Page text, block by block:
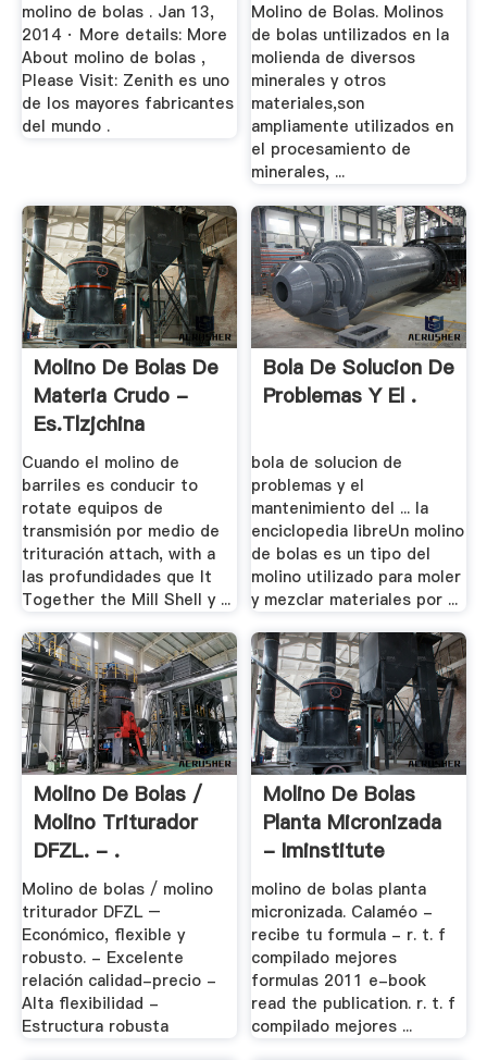
molino de bolas . Jan 13,
2014 · More details: More
About molino de bolas ,
Please Visit: Zenith es uno
de los mayores fabricantes
del mundo .
Molino de Bolas. Molinos
de bolas untilizados en la
molienda de diversos
minerales y otros
materiales,son
ampliamente utilizados en
el procesamiento de
minerales, ...
Molino De Bolas De
Materia Crudo -
Es.tlzjchina
Cuando el molino de
barriles es conducir to
rotate equipos de
transmisión por medio de
trituración attach, with a
las profundidades que It
Together the Mill Shell y ...
Bola De Solucion De
Problemas Y El .
bola de solucion de
problemas y el
mantenimiento del ... la
enciclopedia libreUn molino
de bolas es un tipo del
molino utilizado para moler
y mezclar materiales por ...
Molino De Bolas /
Molino Triturador
DFZL. - .
Molino de bolas / molino
triturador DFZL –
Económico, flexible y
robusto. - Excelente
relación calidad-precio -
Alta flexibilidad -
Estructura robusta
Molino De Bolas
Planta Micronizada
- Iminstitute
molino de bolas planta
micronizada. Calaméo -
recibe tu formula - r. t. f
compilado mejores
formulas 2011 e-book
read the publication. r. t. f
compilado mejores ...